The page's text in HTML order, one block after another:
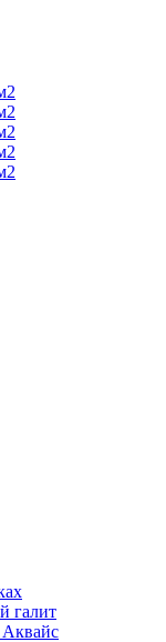
галит
Аквайс